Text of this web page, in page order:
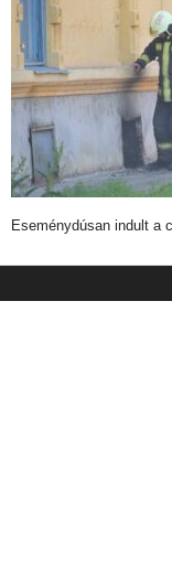
Eseménydúsan indult a